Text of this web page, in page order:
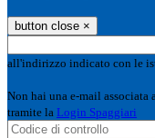
button close ×
all'indirizzo indicato con le
Non hai una e-mail associata
tramite la Login Spaggiari